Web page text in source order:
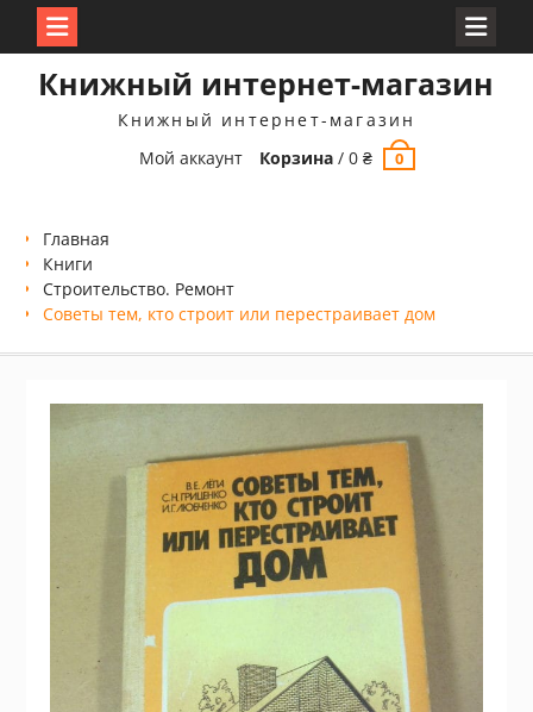
Книжный интернет-магазин
Книжный интернет-магазин
Мой аккаунт
Корзина /0₴ 0
Главная
Книги
Строительство. Ремонт
Советы тем, кто строит или перестраивает дом